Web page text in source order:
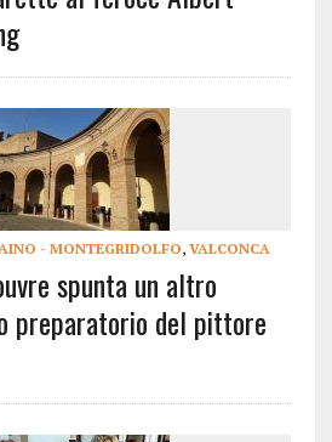
- MONTEGRIDOLFO, VALCONCA
spunta un altro
preparatorio del pittore